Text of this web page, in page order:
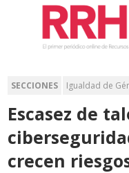
SECCIONES Igualdad de
Escasez de
crecen